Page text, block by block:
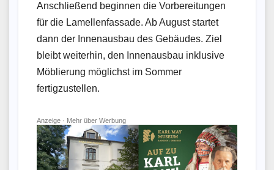
Anschließend beginnen die Vorbereitungen
für die Lamellenfassade. Ab August startet
dann der Innenausbau des Gebäudes. Ziel
bleibt weiterhin, den Innenausbau inklusive
Möblierung möglichst im Sommer
fertigzustellen.
Anzeige · Mehr über Werbung